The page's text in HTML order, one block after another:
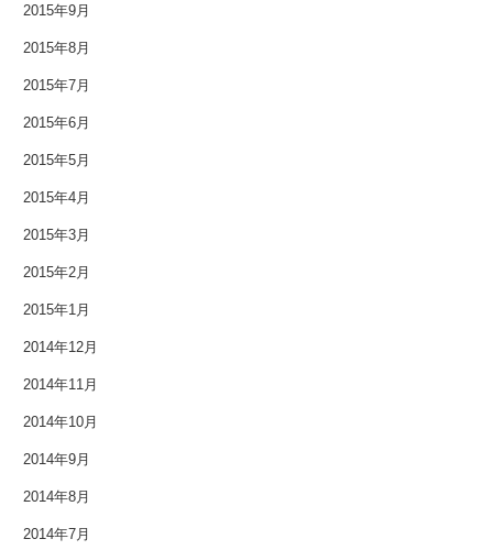
2015年9月
2015年8月
2015年7月
2015年6月
2015年5月
2015年4月
2015年3月
2015年2月
2015年1月
2014年12月
2014年11月
2014年10月
2014年9月
2014年8月
2014年7月